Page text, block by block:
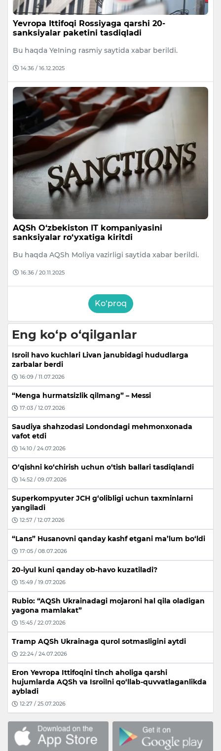
Yevropa Ittifoqi Rossiyaga qarshi 20-
sanksiyalar paketini tasdiqladi
Bu haqda YeIning rasmiy saytida xabar berildi.
14:36 / 16.12.2025
AQSh O‘zbekiston IT kompaniyasini
sanksiyalar ro‘yxatiga kiritdi
Bu haqda AQSh Moliya vazirligi saytida xabar berildi.
16:36 / 20.11.2025
Ko‘proq
Eng ko‘p o‘qilganlar
Isroil havo kuchlari Livan janubidagi hududlarga
zarbalar berdi
16:09 / 11.07.2026
“Menga hurmatsizlik qilmang” – Messi
17:03 / 12.07.2026
Saudiya shahzodasi Londondagi mehmonxonada
vafot etdi
14:10 / 24.07.2026
O‘qishni ko‘chirish uchun o‘tish ballari tasdiqlandi
14:52 / 09.07.2026
Superkompyuter JCH g‘olibligi uchun taxminlarni
yangiladi
12:57 / 12.07.2026
“Lans” Husanovni qanday kashf etgani ma’lum bo‘ldi
17:05 / 08.07.2026
20-iyul kuni qanday ob-havo kuzatiladi?
15:49 / 19.07.2026
Rubio: “AQSh Ukrainadagi mojaroni hal qila oladigan
yagona mamlakat”
15:45 / 22.07.2026
Tramp AQSh Ukrainaga qurol sotmasligini aytdi
22:24 / 24.07.2026
Eron Yevropa Ittifoqini tinch aholiga qarshi
hujumlarda AQSh va Isroilni qo‘llab-quvvatlaganlikda
aybladi
12:27 / 25.07.2026